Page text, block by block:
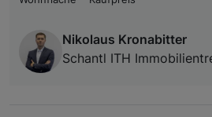
Nikolaus Kronabitter
Schantl ITH